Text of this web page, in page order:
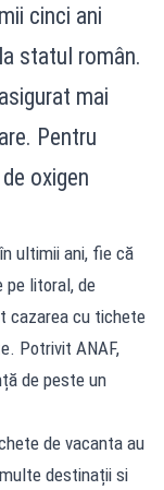
cinci ani
statul român.
mai
Pentru
oxigen
ultimii ani, fie că
pe litoral, de
cazarea cu tichete
Potrivit ANAF,
de peste un
de vacanta au
destinații si